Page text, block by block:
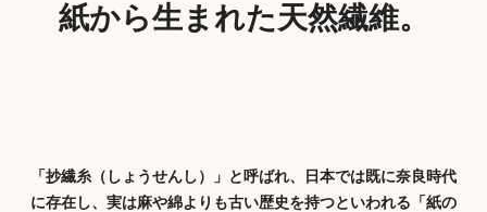
紙から生まれた天然繊維。
「抄繊糸（しょうせんし）」と呼ばれ、日本では既に奈良時代
に存在し、実は麻や綿よりも古い歴史を持つといわれる「紙の